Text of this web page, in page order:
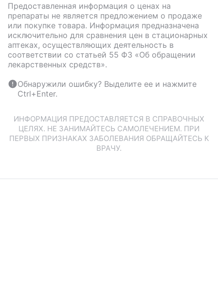
Предоставленная информация о ценах на
препараты не является предложением о продаже
или покупке товара. Информация предназначена
исключительно для сравнения цен в стационарных
аптеках, осуществляющих деятельность в
соответствии со статьей 55 ФЗ «Об обращении
лекарственных средств».
Обнаружили ошибку? Выделите ее и нажмите
Ctrl+Enter.
ИНФОРМАЦИЯ ПРЕДОСТАВЛЯЕТСЯ В СПРАВОЧНЫХ
ЦЕЛЯХ. НЕ ЗАНИМАЙТЕСЬ САМОЛЕЧЕНИЕМ. ПРИ
ПЕРВЫХ ПРИЗНАКАХ ЗАБОЛЕВАНИЯ ОБРАЩАЙТЕСЬ К
ВРАЧУ.